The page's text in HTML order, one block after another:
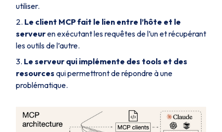
utiliser.
Le client MCP fait le lien entre l’hôte et le
serveuren exécutant les requêtes de l’un et récupérant
les outils de l’autre.
Le serveur qui implémente des tools et des
resources qui permettront de répondre à une
problématique.